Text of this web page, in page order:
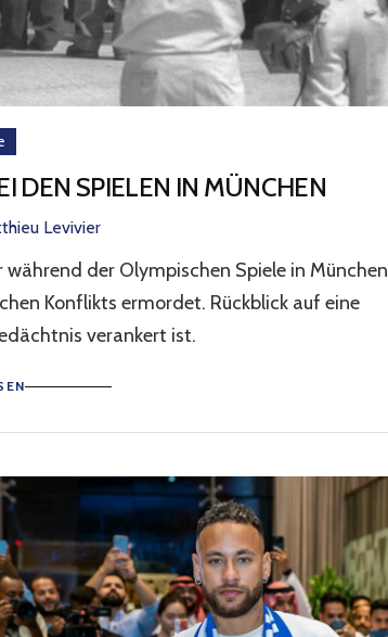
DEN SPIELEN IN MÜNCHEN
Levivier
der Olympischen Spiele in München
Konflikts ermordet. Rückblick auf eine
verankert ist.